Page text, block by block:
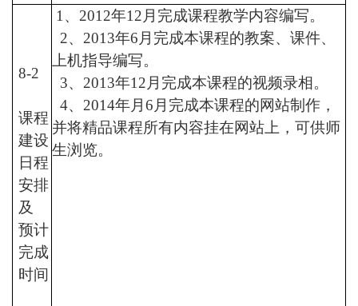
8-2
课程
建设
日程
安排
及
预计
完成
时间
1、 2012年12月完成课程教学内容编写。
2、 2013年6月完成本课程的教案、课件、
上机指导编写。
3、 2013年12月完成本课程的视频录相。
4、 2014年月 6月完成本课程的网站制作，
并将精品课程所有内容挂在网站上，可供师
生浏览。